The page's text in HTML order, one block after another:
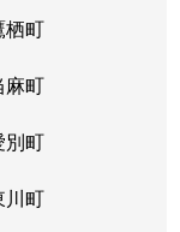
栖町
麻町
別町
川町